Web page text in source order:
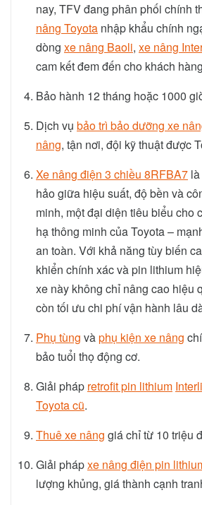
nay, TFV đang phân phối chính
nâng Toyota nhập khẩu chính
dòng xe nâng Baoli, xe nâng
cam kết đem đến cho khách
Bảo hành 12 tháng hoặc 1000
Dịch vụ bảo trì bảo dưỡng xe
nâng, tận nơi, đội kỹ thuật được
Xe nâng điện 3 chiều 8RFBA7
hảo giữa hiệu suất, độ bền và
minh, một đại diện tiêu biểu cho
hạ thông minh của Toyota –
an toàn. Với khả năng tùy biến
khiển chính xác và pin lithium
xe này không chỉ nâng cao hiệu
còn tối ưu chi phí vận hành lâu
Phụ tùng vàphụ kiện xe nâng
bảo tuổi thọ động cơ.
Giải pháp retrofit pin lithium
Toyota cũ.
Thuê xe nâng giá chỉ từ 10 triệu
Giải phápxe nâng điện pin
lượng khủng, giá thành cạnh